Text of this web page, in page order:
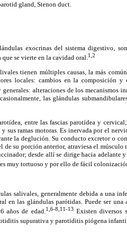
gland, Stenon duct.
exocrinas del sistema digestivo,
se vierte en la cavidad oral.1,2
tienen múltiples causas, la más
locales: cambios en la composición y
alteraciones de los mecanismos
las glándulas
entre las fascias parotídea y
sus ramas motoras. Es inervada por el
la deglución. Su conducto excretor o
su porción anterior, atraviesa el músculo
desde allí se dirige hacia adelante
muy tortuoso y por ello de fácil
salivales, generalmente debida a una
en las glándulas parótidas. Puede ser
años de edad.1,6-8,11-13 Existen diversos
supurativa y parotiditis piógena